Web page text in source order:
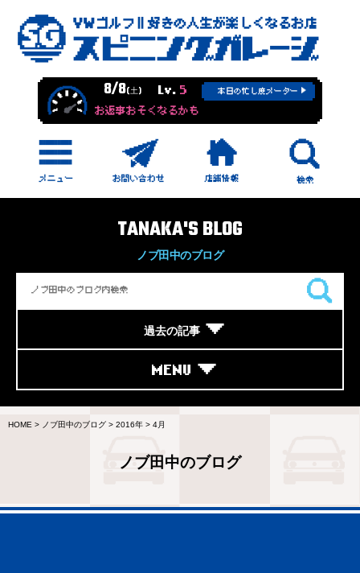
8/8(土) Lv. 5 本日の忙し度メーター
お返事おそくなるかも
TANAKA'S BLOG
ノブ田中のブログ
過去の記事
MENU
HOME > ノブ田中のブログ > 2016年 > 4月
ノブ田中のブログ